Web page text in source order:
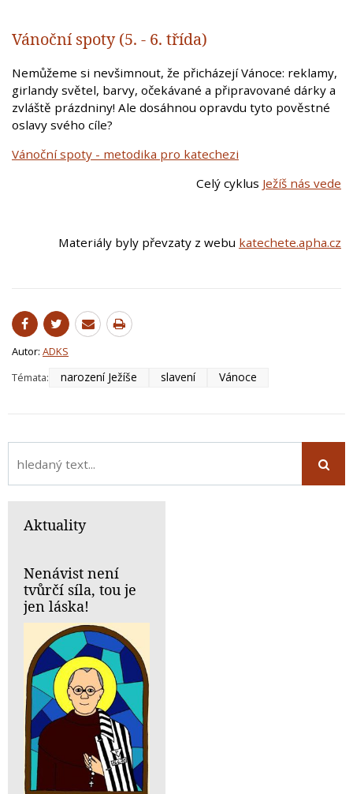
Vánoční spoty (5. - 6. třída)
Nemůžeme si nevšimnout, že přicházejí Vánoce: reklamy,
girlandy světel, barvy, očekávané a připravované dárky a
zvláště prázdniny! Ale dosáhnou opravdu tyto pověstné
oslavy svého cíle?
Vánoční spoty - metodika pro katechezi
Celý cyklus Ježíš nás vede
Materiály byly převzaty z webu katechete.apha.cz
Autor: ADKS
Témata:
narození Ježíše slavení Vánoce
Aktuality
Nenávist není
tvůrčí síla, tou je
jen láska!